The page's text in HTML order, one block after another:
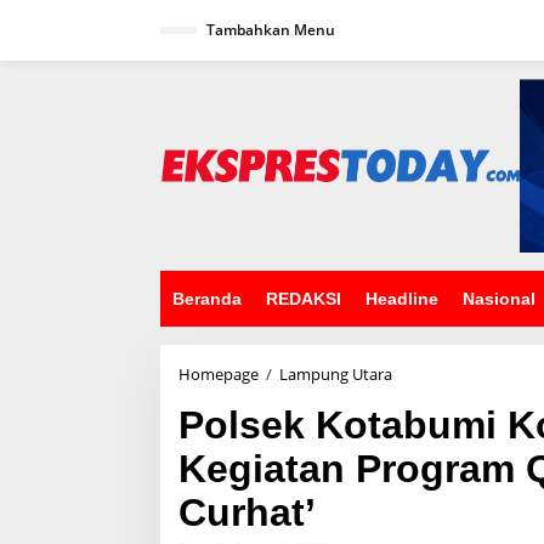
Tambahkan Menu
Beranda REDAKSI Headline Nasional
Homepage / Lampung Utara
l
s
e
k
Polsek Kotabumi
Kegiatan Program
Curhat’